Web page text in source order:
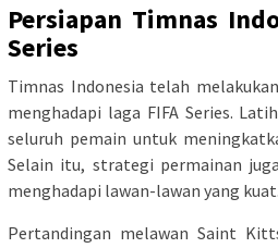
Persiapan Timnas
Series
Timnas Indonesia telah
menghadapi laga FIFA Series.
seluruh pemain untuk
Selain itu, strategi permainan
menghadapi lawan-lawan yang kuat.
Pertandingan melawan Saint